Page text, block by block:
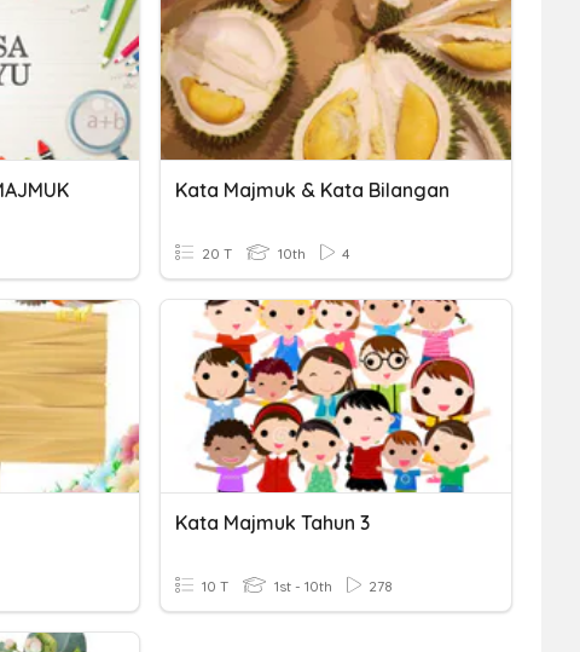
Kata Majmuk & Kata Bilangan
20 T 10th 4
Kata Majmuk Tahun 3
10 T 1st - 10th 278